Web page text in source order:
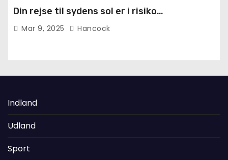
Din rejse til sydens sol er i risiko…
Mar 9, 2025 Hancock
Indland
Udland
Sport